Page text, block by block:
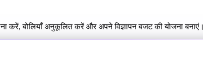
करें, बोलियाँ अनुकूलित करें और अपने विज्ञापन बजट की योजना बनाएं।